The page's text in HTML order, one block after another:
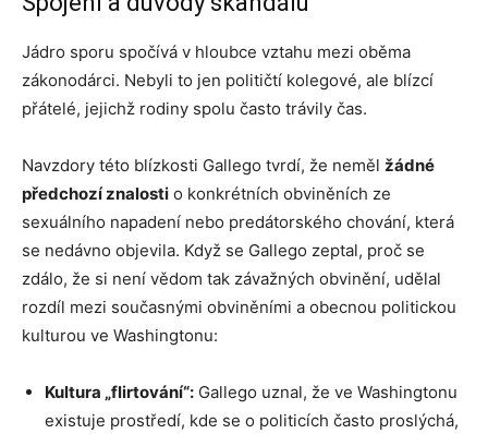
Jádro sporu spočívá v hloubce vztahu mezi oběma
zákonodárci. Nebyli to jen političtí kolegové, ale blízcí
přátelé, jejichž rodiny spolu často trávily čas.
Navzdory této blízkosti Gallego tvrdí, že neměl žádné
předchozí znalosti o konkrétních obviněních ze
sexuálního napadení nebo predátorského chování, která
se nedávno objevila. Když se Gallego zeptal, proč se
zdálo, že si není vědom tak závažných obvinění, udělal
rozdíl mezi současnými obviněními a obecnou politickou
kulturou ve Washingtonu:
Kultura „flirtování“: Gallego uznal, že ve Washingtonu
existuje prostředí, kde se o politicích často proslýchá,